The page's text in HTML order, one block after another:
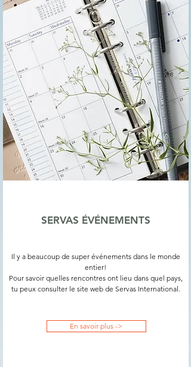
SERVAS ÉVÉNEMENTS
Il y a beaucoup de super événements dans le monde
entier!
Pour savoir quelles rencontres ont lieu dans quel pays,
tu peux consulter le site web de Servas International.
En savoir plus ->